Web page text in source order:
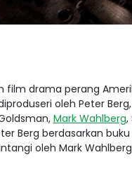
film drama perang
oleh Peter
Mark Wahlberg,
Berg berdasarkan buku
oleh Mark